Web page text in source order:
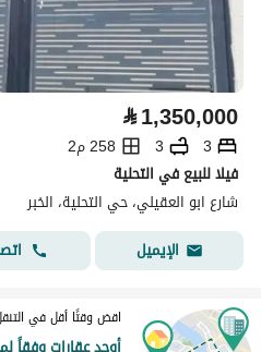
⃁1,350,000
3
3
258 م2
فيلا للبيع في التحلية
شارع ابو العقيلي، حي التحلية، الخبر
الإيميل
اقض وقتًا أقل في